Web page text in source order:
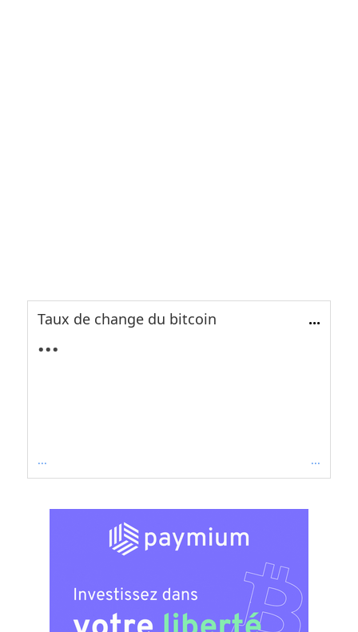
Taux de change du bitcoin ...
...
... ...